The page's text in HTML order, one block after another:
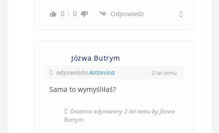
0 0 Odpowiedz
Józwa Butrym
odpowiadaAntonina 2 lat temu
Sama to wymyśliłaś?
Ostatnio edytowany 2 lat temu by Józwa
Butrym